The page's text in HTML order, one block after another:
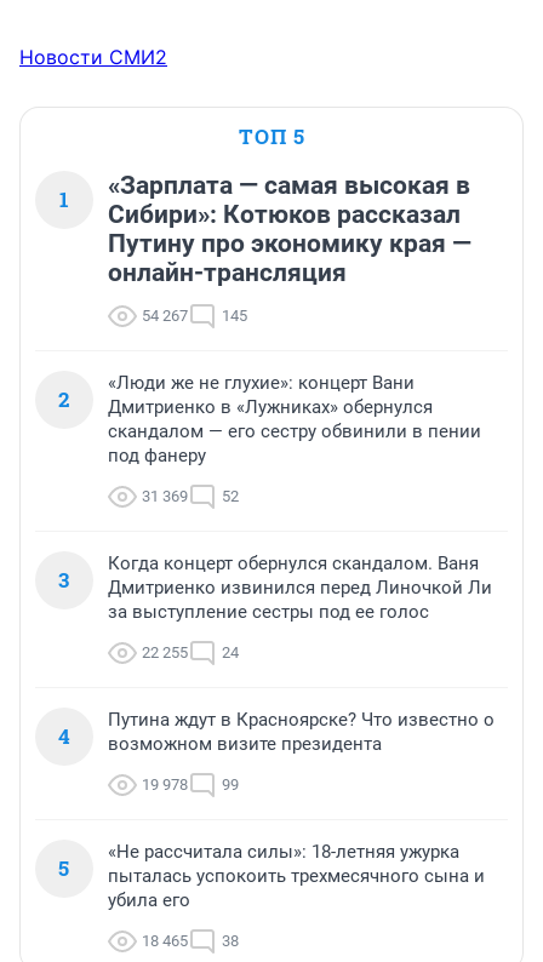
Новости СМИ2
ТОП 5
1
«Зарплата — самая высокая в
Сибири»: Котюков рассказал
Путину про экономику края —
онлайн-трансляция
54 267 145
2
«Люди же не глухие»: концерт Вани
Дмитриенко в «Лужниках» обернулся
скандалом — его сестру обвинили в пении
под фанеру
31 369 52
3
Когда концерт обернулся скандалом. Ваня
Дмитриенко извинился перед Линочкой Ли
за выступление сестры под ее голос
22 255 24
4
Путина ждут в Красноярске? Что известно о
возможном визите президента
19 978 99
5
«Не рассчитала силы»: 18-летняя ужурка
пыталась успокоить трехмесячного сына и
убила его
18 465 38